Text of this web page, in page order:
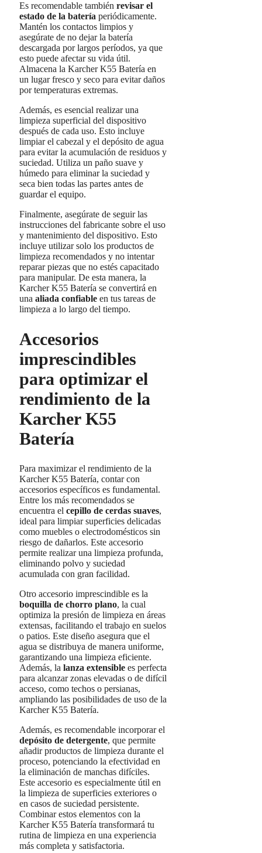
Es recomendable también revisar el
estado de la batería periódicamente.
Mantén los contactos limpios y
asegúrate de no dejar la batería
descargada por largos períodos, ya que
esto puede afectar su vida útil.
Almacena la Karcher K55 Batería en
un lugar fresco y seco para evitar daños
por temperaturas extremas.
Además, es esencial realizar una
limpieza superficial del dispositivo
después de cada uso. Esto incluye
limpiar el cabezal y el depósito de agua
para evitar la acumulación de residuos y
suciedad. Utiliza un paño suave y
húmedo para eliminar la suciedad y
seca bien todas las partes antes de
guardar el equipo.
Finalmente, asegúrate de seguir las
instrucciones del fabricante sobre el uso
y mantenimiento del dispositivo. Esto
incluye utilizar solo los productos de
limpieza recomendados y no intentar
reparar piezas que no estés capacitado
para manipular. De esta manera, la
Karcher K55 Batería se convertirá en
una aliada confiable en tus tareas de
limpieza a lo largo del tiempo.
Accesorios
imprescindibles
para optimizar el
rendimiento de la
Karcher K55
Batería
Para maximizar el rendimiento de la
Karcher K55 Batería, contar con
accesorios específicos es fundamental.
Entre los más recomendados se
encuentra el cepillo de cerdas suaves,
ideal para limpiar superficies delicadas
como muebles o electrodomésticos sin
riesgo de dañarlos. Este accesorio
permite realizar una limpieza profunda,
eliminando polvo y suciedad
acumulada con gran facilidad.
Otro accesorio imprescindible es la
boquilla de chorro plano, la cual
optimiza la presión de limpieza en áreas
extensas, facilitando el trabajo en suelos
o patios. Este diseño asegura que el
agua se distribuya de manera uniforme,
garantizando una limpieza eficiente.
Además, la lanza extensible es perfecta
para alcanzar zonas elevadas o de difícil
acceso, como techos o persianas,
ampliando las posibilidades de uso de la
Karcher K55 Batería.
Además, es recomendable incorporar el
depósito de detergente, que permite
añadir productos de limpieza durante el
proceso, potenciando la efectividad en
la eliminación de manchas difíciles.
Este accesorio es especialmente útil en
la limpieza de superficies exteriores o
en casos de suciedad persistente.
Combinar estos elementos con la
Karcher K55 Batería transformará tu
rutina de limpieza en una experiencia
más completa y satisfactoria.